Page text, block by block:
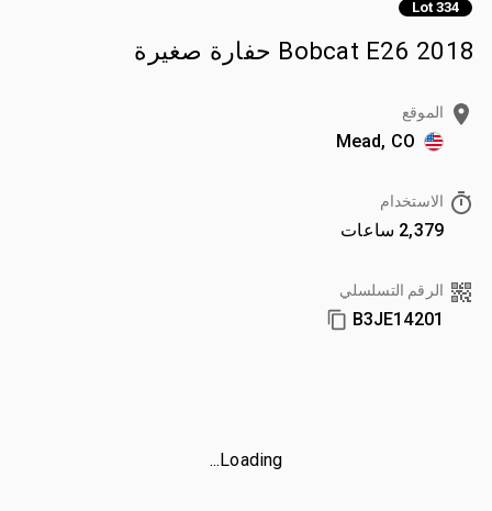
Lot 334
2018 Bobcat E26 حفارة صغيرة
الموقع
Mead, CO
الاستخدام
2,379 ساعات
الرقم التسلسلي
B3JE14201
Loading...